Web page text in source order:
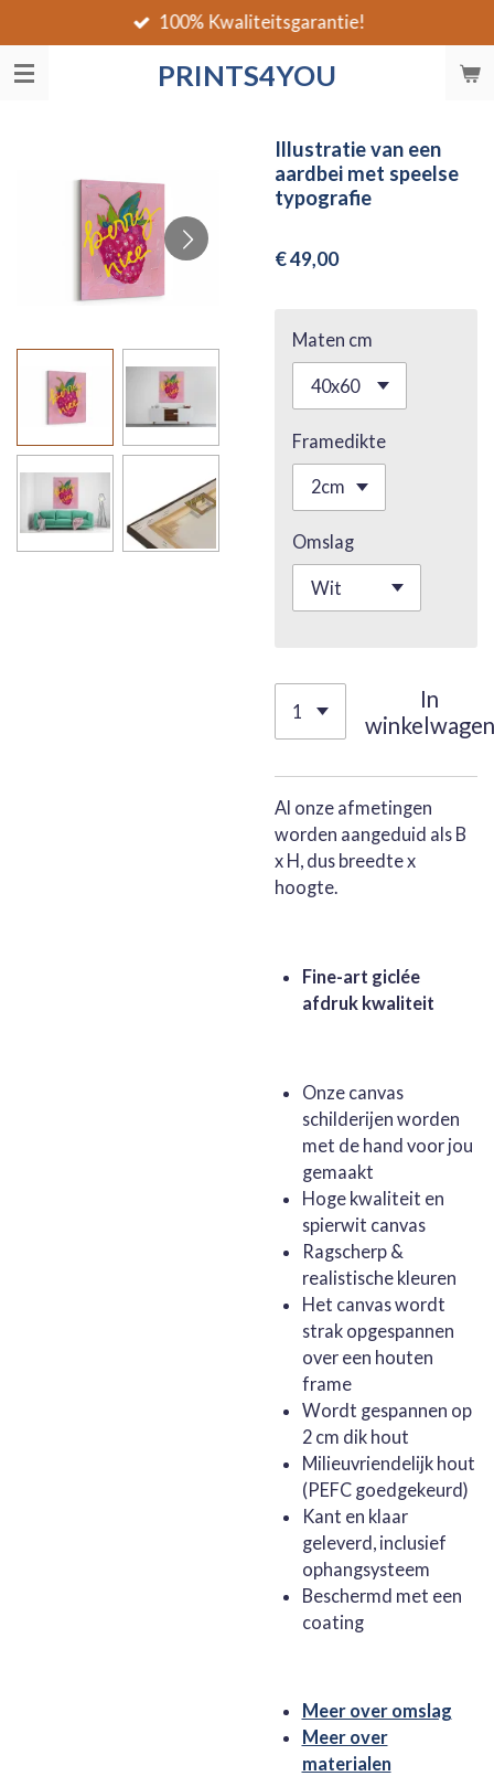
direct
naar
PRINTS4YOU
100% Kwaliteitsgarantie!
Illustratie van een
aardbei met speelse
typografie
€ 49,00
Maten cm
Framedikte
Omslag
In
winkelwagen
Al onze afmetingen
worden aangeduid als B
x H, dus breedte x
hoogte.
Fine-art giclée
afdruk kwaliteit
Onze canvas
schilderijen worden
met de hand voor jou
gemaakt
Hoge kwaliteit en
spierwit canvas
Ragscherp &
realistische kleuren
Het canvas wordt
strak opgespannen
over een houten
frame
Wordt gespannen op
2 cm dik hout
Milieuvriendelijk hout
(PEFC goedgekeurd)
Kant en klaar
geleverd, inclusief
ophangsysteem
Beschermd met een
coating
Meer over omslag
Meer over
materialen